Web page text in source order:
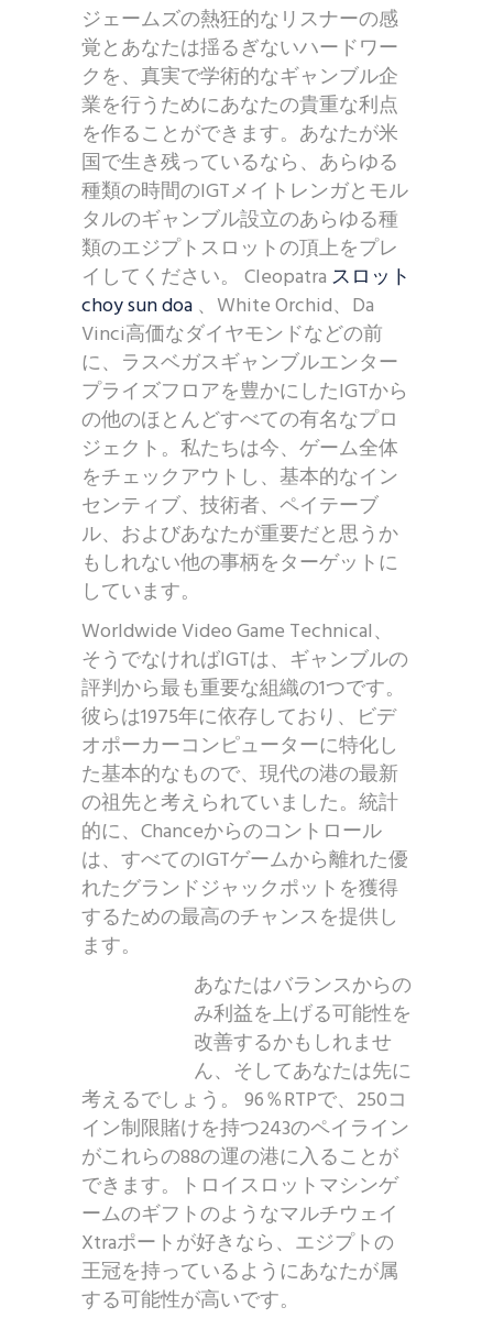
ジェームズの熱狂的なリスナーの感
覚とあなたは揺るぎないハードワー
クを、真実で学術的なギャンブル企
業を行うためにあなたの貴重な利点
を作ることができます。あなたが米
国で生き残っているなら、あらゆる
種類の時間のIGTメイトレンガとモル
タルのギャンブル設立のあらゆる種
類のエジプトスロットの頂上をプレ
イしてください。 Cleopatra スロット
choy sun doa 、White Orchid、Da
Vinci高価なダイヤモンドなどの前
に、ラスベガスギャンブルエンター
プライズフロアを豊かにしたIGTから
の他のほとんどすべての有名なプロ
ジェクト。私たちは今、ゲーム全体
をチェックアウトし、基本的なイン
センティブ、技術者、ペイテーブ
ル、およびあなたが重要だと思うか
もしれない他の事柄をターゲットに
しています。
Worldwide Video Game Technical、
そうでなければIGTは、ギャンブルの
評判から最も重要な組織の1つです。
彼らは1975年に依存しており、ビデ
オポーカーコンピューターに特化し
た基本的なもので、現代の港の最新
の祖先と考えられていました。統計
的に、Chanceからのコントロール
は、すべてのIGTゲームから離れた優
れたグランドジャックポットを獲得
するための最高のチャンスを提供し
ます。
あなたはバランスからの
み利益を上げる可能性を
改善するかもしれませ
ん、そしてあなたは先に
考えるでしょう。 96％RTPで、250コ
イン制限賭けを持つ243のペイライン
がこれらの88の運の港に入ることが
できます。トロイスロットマシンゲ
ームのギフトのようなマルチウェイ
Xtraポートが好きなら、エジプトの
王冠を持っているようにあなたが属
する可能性が高いです。